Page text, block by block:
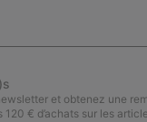
et obtenez une
€ d’achats sur les